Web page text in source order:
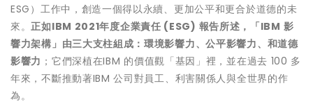
ESG）工作中，創造一個得以永續、更加公平和更合於道德的未
來。正如IBM 2021年度企業責任 (ESG) 報告所述，「IBM 影
響力架構」由三大支柱組成：環境影響力、公平影響力、和道德
影響力 ；它們深植在IBM 的價值觀「基因」裡，並在過去 100 多
年來，不斷推動著IBM 公司對員工、利害關係人與全世界的作
為。